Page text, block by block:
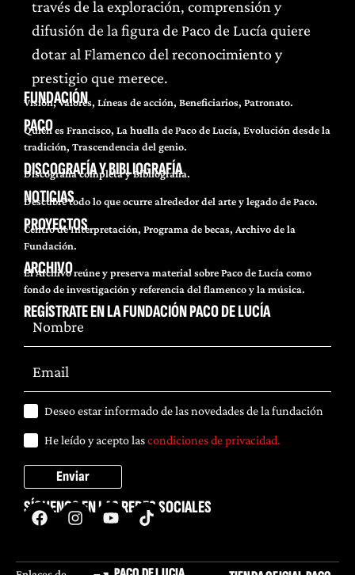
través de la exploración, comprensión y
difusión de la figura de Paco de Lucía quiere
dotar al Flamenco del reconocimiento y
prestigio que merece.
FUNDACIÓN
Visión, Valores, Líneas de acción, Beneficiarios, Patronato.
PACO
Quién es Francisco, La huella de Paco de Lucía, Evolución desde la
tradición, Trascendencia del genio.
DISCOGRAFÍA Y BIBLIOGRAFÍA
Discografía completa y Bibliografía.
NOTICIAS
Descubre todo lo que ocurre alrededor del arte y legado de Paco.
PROYECTOS
Centro de Interpretación, Programa de becas, Archivo de la
Fundación.
ARCHIVO
El Archivo reúne y preserva material sobre Paco de Lucía como
fondo de investigación y referencia del flamenco y la música.
REGÍSTRATE EN LA FUNDACIÓN PACO DE LUCÍA
Deseo estar informado de las novedades de la fundación
He leído y acepto lascondiciones de privacidad.
Enviar
SÍGUENOS EN LAS REDES SOCIALES